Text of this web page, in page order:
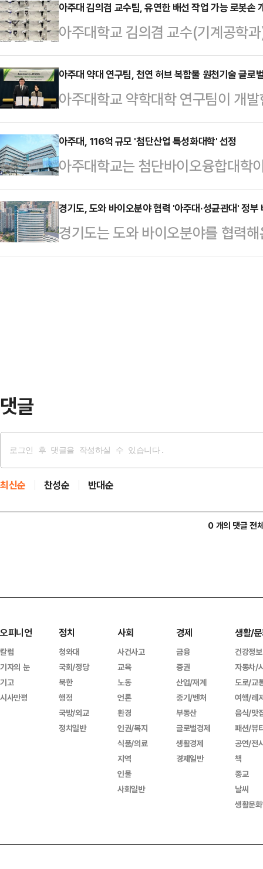
기공 구조를 정밀하게 설계할 수 있
수처리 필터 등 다양한 에너지·환
될 것으로 기대된다.13일 아주대학
이진우 한국과학기술원(KAIST) 교
(유기재료공학과) 공동 연구팀이
노 다공성 소재의 거…
아주대 김의겸 교수팀, 유연한 배선 작업 가능 로봇손
아주대학교 김의겸 교수(기계공학
려운 작업으로 꼽혔던 '케이블링(배
손(gripper, 그리퍼) 기술을 개발했
정에서 전선을 연결하는 작업은 전
대부분 사람의 손에 의존해 왔다.
이 가능함을 보여 제조 현장에서의
를 옮기는 로봇은 이미 공장에 많다
체는 로봇이 …
아주대 약대 연구팀, 천연 허브 복합물 원천기술 글로
아주대학교 약학대학 연구팀이 개
하우가 글로벌 기업으로 기술이전
(RESPIRA, 대표Bernald Leone)
하우 기술이전과 원료 물질 공급
을 기준으로 한 경상기술료를 포함
을 둔 후각 기술 전문 기업 레스피
교수팀의 원천기술과 원료분말을
캡슐 제품…
아주대, 116억 규모 '첨단산업 특성화대학' 선정
아주대학교는 첨단바이오융합대학
학 재정지원사업' 바이오 분야에 최
국비를 지원받아 AI-바이오의약품
이번 사업은 바이오 등 국가 첨단전
으로 양성해 산업 경쟁력을 강화하
경기도, 도와 바이오분야 협력 '아주대·성균관대' 정
경기도는 도와 바이오분야를 협력
이오분야 지원 대학에 최종 선정됐
댓글
최신순 찬성순 반대순
0 개의 댓글 전
오피니언
칼럼
기자의 눈
기고
시사만평
정치
청와대
국회/정당
북한
행정
국방/외교
정치일반
사회
사건사고
교육
노동
언론
환경
인권/복지
식품/의료
지역
인물
사회일반
경제
금융
증권
산업/재계
중기/벤처
부동산
글로벌경제
생활경제
경제일반
생활/
건강정보
자동차/
도로/교
여행/레
음식/맛
패션/뷰
공연/전
책
종교
날씨
생활문